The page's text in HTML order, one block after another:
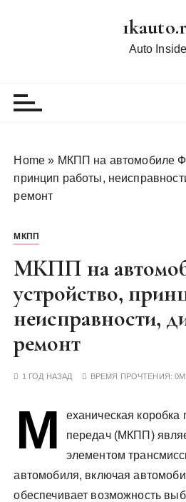
Auto
Home » МКПП на автомобиле
принцип работы,
ремонт
МКПП
МКПП на
устройство,
неисправности,
ремонт
1 ГОД НАЗАД ВРЕМЯ ПРОЧТЕНИЯ:
М
еханическая коробка
передач (МКПП)
элементом
автомобиля, включая
обеспечивает возможность